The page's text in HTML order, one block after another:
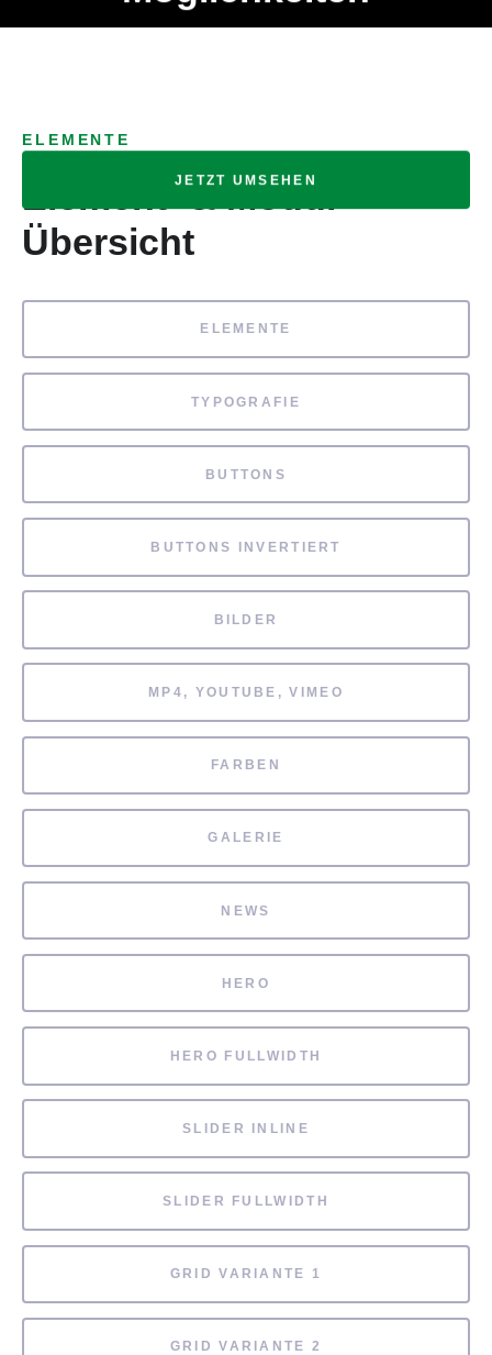
JETZT UMSEHEN
ELEMENTE
Element- & Modul-
Übersicht
ELEMENTE
TYPOGRAFIE
BUTTONS
BUTTONS INVERTIERT
BILDER
MP4, YOUTUBE, VIMEO
FARBEN
GALERIE
NEWS
HERO
HERO FULLWIDTH
SLIDER INLINE
SLIDER FULLWIDTH
GRID VARIANTE 1
GRID VARIANTE 2